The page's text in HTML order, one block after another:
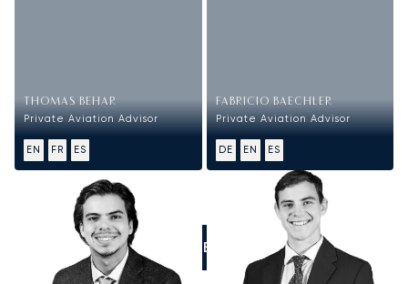
THOMAS BEHAR
Private Aviation Advisor
EN FR ES
FABRICIO BAECHLER
Private Aviation Advisor
DE EN ES
LLÁMENOS